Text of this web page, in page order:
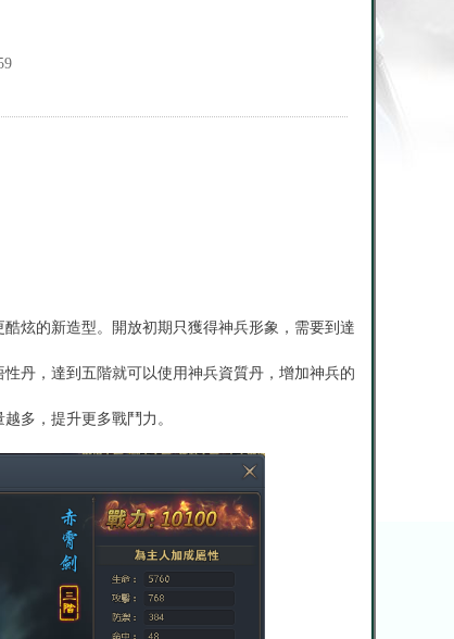
炫的新造型。開放初期只獲得神兵形象，需要到達
丹，達到五階就可以使用神兵資質丹，增加神兵的
多，提升更多戰鬥力。